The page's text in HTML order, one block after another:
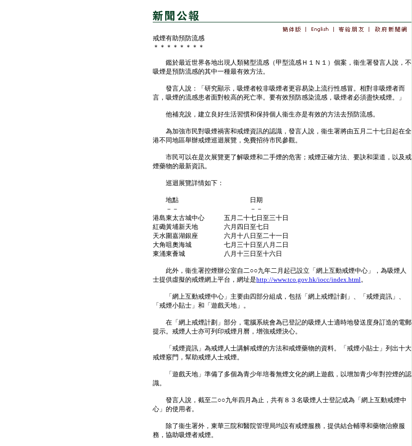
戒煙有助預防流感
＊＊＊＊＊＊＊＊
鑑於最近世界各地出現人類豬型流感（甲型流感Ｈ１Ｎ１）個案，衞生署發言人說，不
吸煙是預防流感的其中一種最有效方法。
發言人說：「研究顯示，吸煙者較非吸煙者更容易染上流行性感冒。相對非吸煙者而
言，吸煙的流感患者面對較高的死亡率。要有效預防感染流感，吸煙者必須盡快戒煙。」
他補充說，建立良好生活習慣和保持個人衞生亦是有效的方法去預防流感。
為加強市民對吸煙禍害和戒煙資訊的認識，發言人說，衞生署將由五月二十七日起在全
港不同地區舉辦戒煙巡迴展覽，免費招待市民參觀。
市民可以在是次展覽更了解吸煙和二手煙的危害；戒煙正確方法、要訣和渠道，以及戒
煙藥物的最新資訊。
巡迴展覽詳情如下：
地點 日期
－－ －－
港島東太古城中心 五月二十七日至三十日
紅磡黃埔新天地 六月四日至七日
天水圍嘉湖銀座 六月十八日至二十一日
大角咀奧海城 七月三十日至八月二日
東涌東薈城 八月十三日至十六日
此外，衞生署控煙辦公室自二○○九年二月起已設立「網上互動戒煙中心」，為吸煙人
士提供虛擬的戒煙網上平台，網址是http://www.tco.gov.hk/iocc/index.html。
「網上互動戒煙中心」主要由四部分組成，包括「網上戒煙計劃」、「戒煙資訊」、
「戒煙小貼士」和「遊戲天地」。
在「網上戒煙計劃」部分，電腦系統會為已登記的吸煙人士適時地發送度身訂造的電郵
提示。戒煙人士亦可列印戒煙月曆，增強戒煙決心。
「戒煙資訊」為戒煙人士講解戒煙的方法和戒煙藥物的資料。「戒煙小貼士」列出十大
戒煙竅門，幫助戒煙人士戒煙。
「遊戲天地」準備了多個為青少年培養無煙文化的網上遊戲，以增加青少年對控煙的認
識。
發言人說，截至二○○九年四月為止，共有８３名吸煙人士登記成為「網上互動戒煙中
心」的使用者。
除了衞生署外，東華三院和醫院管理局均設有戒煙服務，提供結合輔導和藥物治療服
務，協助吸煙者戒煙。